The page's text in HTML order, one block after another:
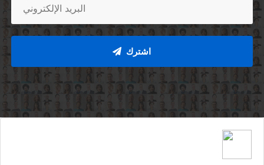
اشترك